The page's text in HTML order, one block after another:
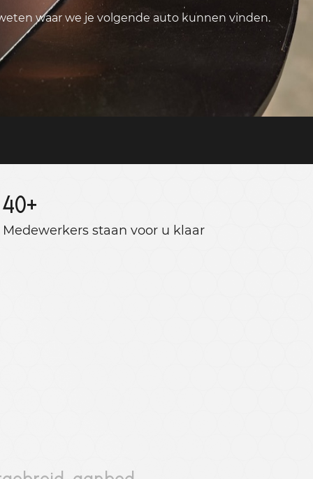
waar we je volgende auto kunnen vinden.
40+
Medewerkers staan ​​voor u klaar